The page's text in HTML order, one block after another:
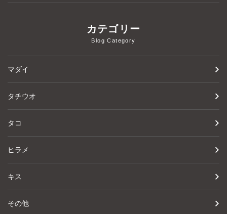
カテゴリー
Blog Category
マダイ
タチウオ
タコ
ヒラメ
キス
その他